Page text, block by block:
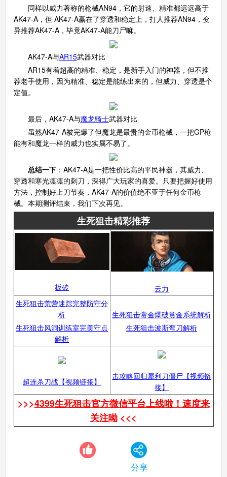
同样以威力著称的枪械AN94，它的射速、精准都远远高于
AK47-A，但 AK47-A赢在了穿透和稳定上，打人推荐AN94，变
异推荐AK47-A，毕竟AK47-A能刀尸嘛。
AK47-A与AR15武器对比
AR15有着超高的精准、稳定，是新手入门的神器，但不推
荐老手使用，因为精准、稳定是能练出来的，但威力、穿透是个
定值。
最后，AK47-A与魔龙骑士武器对比
虽然AK47-A被完爆了但魔龙是最贵的金币枪械，一把GP枪
能有和魔龙一样的威力也实属不易了。
总结一下：AK47-A是一把性价比高的平民神器，其威力、
穿透和寒光凛凛的刺刀，深得广大玩家的喜爱。只要把握好使用
方法，控制好上刀节奏，AK47-A的价值绝不亚于任何金币枪
械。本期测评结束，我们下次再见。
生死狙击精彩推荐
板砖
云力
生死狙击荒营迷踪完整防守分
析
生死狙击风洞训练室完美守点
解析
生死狙击赏金爆破赏金系统解析
生死狙击波斯弯刀解析
超连杀刀战【视频链接】
击攻略回归犀利刀僵尸【视频链
接】
>>>4399生死狙击官方微信平台上线啦！速度来
关注呦 <<<
分享